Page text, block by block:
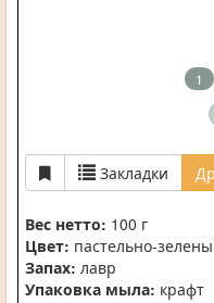
1
Закладки
Вес нетто: 100 г
Цвет: пастельно-
Запах: лавр
Упаковка мыла: крафт